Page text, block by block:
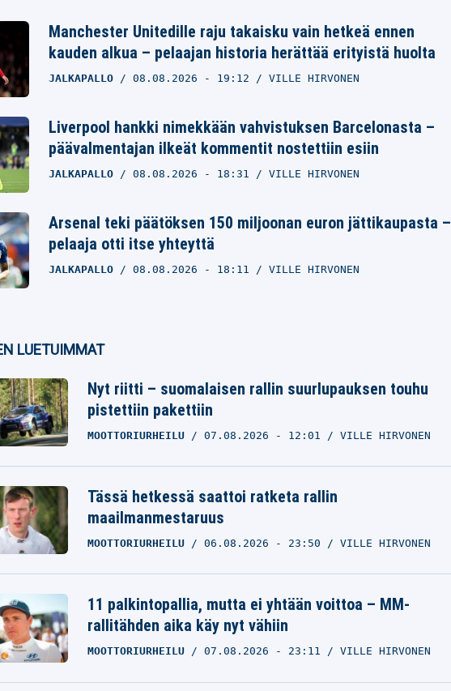
Manchester Unitedille raju takaisku vain hetkeä ennen
kauden alkua – pelaajan historia herättää erityistä huolta
JALKAPALLO 08.08.2026 - 19:12 VILLE HIRVONEN
Liverpool hankki nimekkään vahvistuksen Barcelonasta –
päävalmentajan ilkeät kommentit nostettiin esiin
JALKAPALLO 08.08.2026 - 18:31 VILLE HIRVONEN
Arsenal teki päätöksen 150 miljoonan euron jättikaupasta –
pelaaja otti itse yhteyttä
JALKAPALLO 08.08.2026 - 18:11 VILLE HIRVONEN
LUETUIMMAT
Nyt riitti – suomalaisen rallin suurlupauksen touhu
pistettiin pakettiin
MOOTTORIURHEILU 07.08.2026 - 12:01 VILLE HIRVONEN
Tässä hetkessä saattoi ratketa rallin
maailmanmestaruus
MOOTTORIURHEILU 06.08.2026 - 23:50 VILLE HIRVONEN
11 palkintopallia, mutta ei yhtään voittoa – MM-
rallitähden aika käy nyt vähiin
MOOTTORIURHEILU 07.08.2026 - 23:11 VILLE HIRVONEN